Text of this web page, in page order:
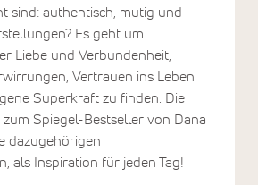
sind: authentisch, mutig und
Es geht um
Liebe und Verbundenheit,
Vertrauen ins Leben
Superkraft zu finden. Die
Spiegel-Bestseller von Dana
dazugehörigen
als Inspiration für jeden Tag!